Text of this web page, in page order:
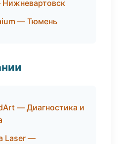
— Тюмень
— Диагностика и
Laser —